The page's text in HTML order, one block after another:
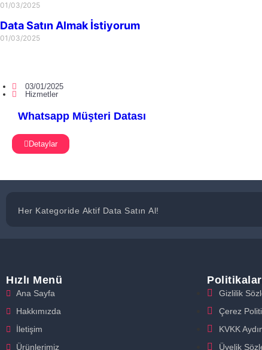
01/03/2025
Data Satın Almak İstiyorum
01/03/2025
03/01/2025
Hizmetler
Whatsapp Müşteri Datası
Detaylar
Her Kategoride Aktif Data Satın Al!
Hızlı Menü
Ana Sayfa
Hakkımızda
İletişim
Ürünlerimiz
Gizlilik
Çerez
KVKK
Üyelik